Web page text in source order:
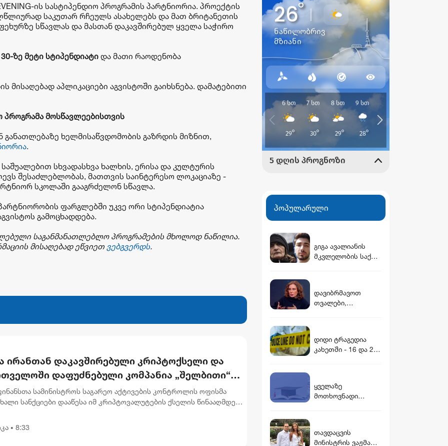
ის სასტიპენდიო პროგრამის პარტნიორია. პროექტის
საკუთარ რჩეულს ასახელებს და მათ ბრიტანეთის
სწავლას და მასთან დაკავშირებულ ყველა საჭირო
30-ზე მეტი სტიპენდიატი და მათი რაოდენობა
მისაღებად აპლიკაციები აგვისტოში გაიხსნება. დამატებითი
პროგრამა მოსწავლეებისთვის
განათლებაზე ხელმისაწვდომობის გაზრდის მიზნით,
.
საშუალებით სხვადასხვა ხალხის, ერისა და კულტურის
შესაძლებლობას, მათთვის საინტერესო ლოკაციაზე -
სკოლაში გააგრძელონ სწავლა.
ფარგლებში უკვე ორი სტიპენდიატია
გამოცხადდება.
საგანმანათლებლო პროგრამების მხოლოდ ნაწილია.
მისაღებად ეწვიეთ ვებგვერდს.
ირანთან დაკავშირებული კრიპტოქსელი და
დაფუძნებული კომპანია „შელბითი“
- რას აცხადებს სები
სამინისტროს საგარეო აქტივების კონტროლის ოფისმა
სანქციები დააწესა იმ კრიპტოვალუტების ქსელის წინააღმდეგ,
• 8:33
პოპულარული
გიგა ავალიანის
მკვლელობის საქმე:
მასწავლებლის
დედის განცხადება
დავიბრმავოთ
თვალები,
კოშმარულ
სიზმარშიც ვერ
დიდი ტრაგედია
კახეთში - 16 და 20
გარდაცვლილები
იპოვეს
ყველაზე
მოთხოვნადი
თავდაცვის
მინისტრის ვაჟმა